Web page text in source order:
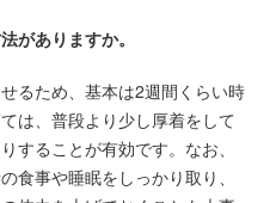
ありますか。
るため、基本は2週間くらい時
は、普段より少し厚着をして
することが有効です。なお、
食事や睡眠をしっかり取り、